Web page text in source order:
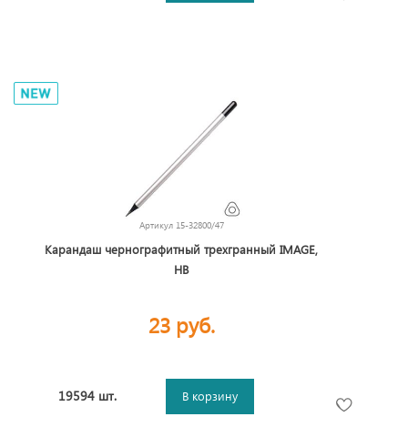
Артикул 15-32800/47
Карандаш чернографитный трехгранный IMAGE,
HB
23 руб.
19594 шт. В корзину